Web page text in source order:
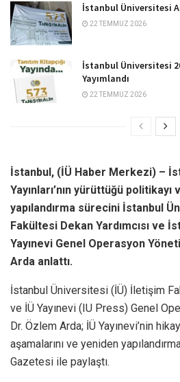
İstanbul Üniversitesi
22 TEMMUZ 2026
İstanbul Üniversitesi
Yayımlandı
22 TEMMUZ 2026
İstanbul, (İÜ Haber Merkezi) –
Yayınları’nın yürüttüğü politikayı
yapılandırma sürecini İstanbul
Fakültesi Dekan Yardımcısı ve
Yayınevi Genel Operasyon
Arda anlattı.
İstanbul Üniversitesi (İÜ) İletişim
ve İÜ Yayınevi (IU Press) Genel
Dr. Özlem Arda; İÜ Yayınevi’nin
aşamalarını ve yeniden
Gazetesi ile paylaştı.